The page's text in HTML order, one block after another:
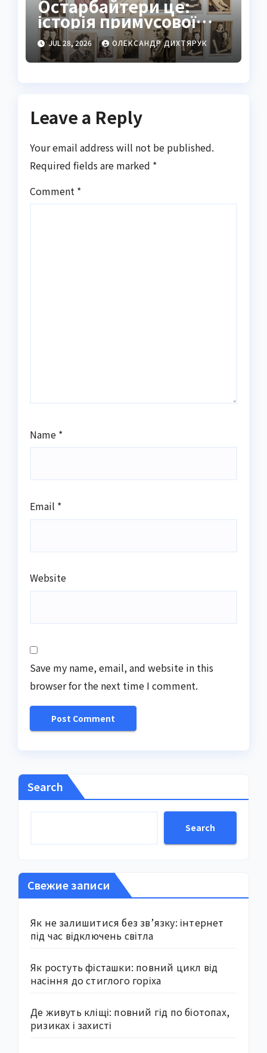
Остарбайтери це:
історія примусової
праці українців
JUL 28, 2026 ОЛЕКСАНДР ДИХТЯРУК
Leave a Reply
Your email address will not be published.
Required fields are marked *
Comment *
Name *
Email *
Website
Save my name, email, and website in this
browser for the next time I comment.
Search
Search
Свежие записи
Як не залишитися без зв’язку: інтернет
під час відключень світла
Як ростуть фісташки: повний цикл від
насіння до стиглого горіха
Де живуть кліщі: повний гід по біотопах,
ризиках і захисті